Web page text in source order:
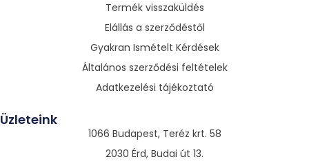
Termék visszaküldés
Elállás a szerződéstől
Gyakran Ismételt Kérdések
Általános szerződési feltételek
Adatkezelési tájékoztató
Üzleteink
1066 Budapest, Teréz krt. 58
2030 Érd, Budai út 13.